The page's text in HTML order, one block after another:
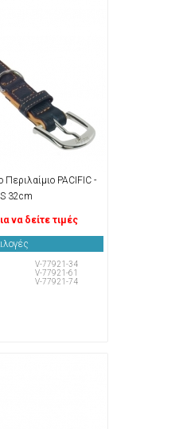
Περιλαίμιο PACIFIC -
32cm
να δείτε τιμές
V-77921-34
V-77921-61
V-77921-74